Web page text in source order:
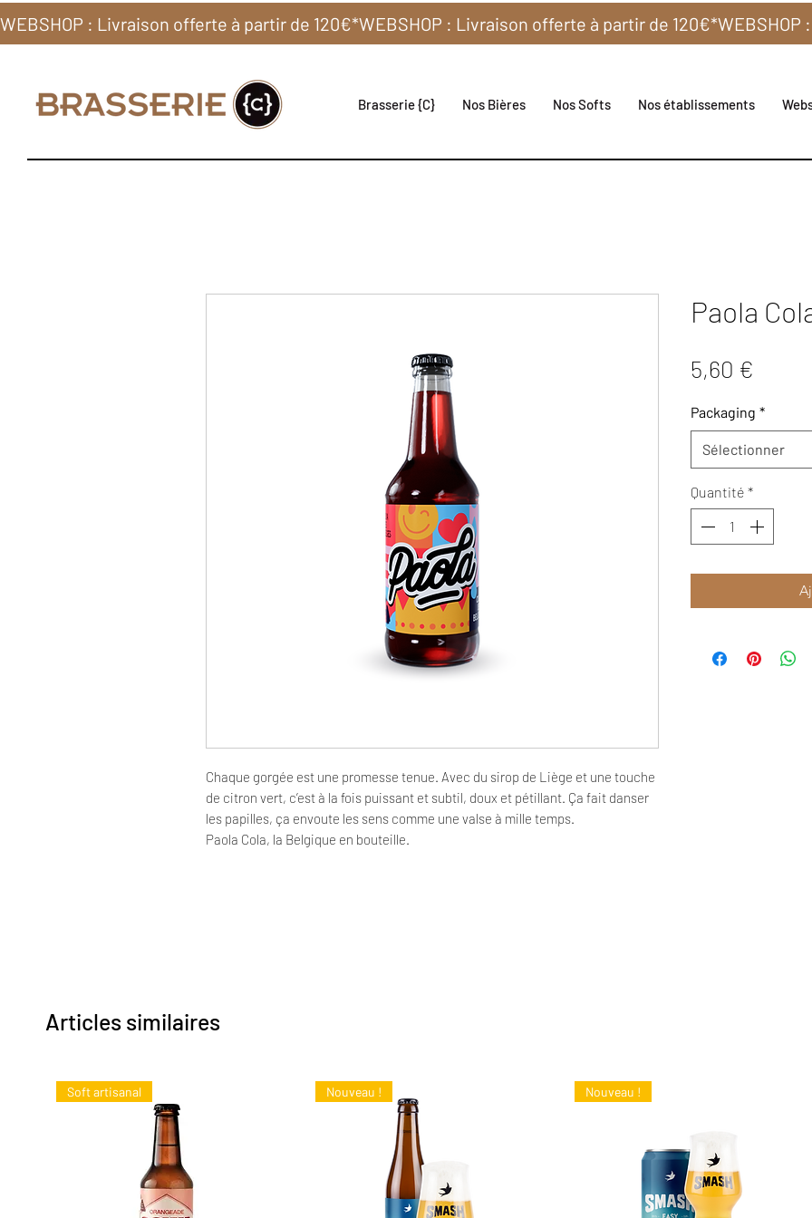
WEBSHOP : Livraison offerte à partir de 120€*
Brasserie {C} Nos Bières Nos Softs Nos établissements
Chaque gorgée est une promesse tenue. Avec du sirop de Liège et une touche
de citron vert, c’est à la fois puissant et subtil, doux et pétillant. Ça fait danser
les papilles, ça envoute les sens comme une valse à mille temps.
Paola Cola, la Belgique en bouteille.
Paola
5,60 €
Packaging *
Sélectionner
Quantité *
Articles similaires
Soft artisanal Nouveau ! Nouveau !